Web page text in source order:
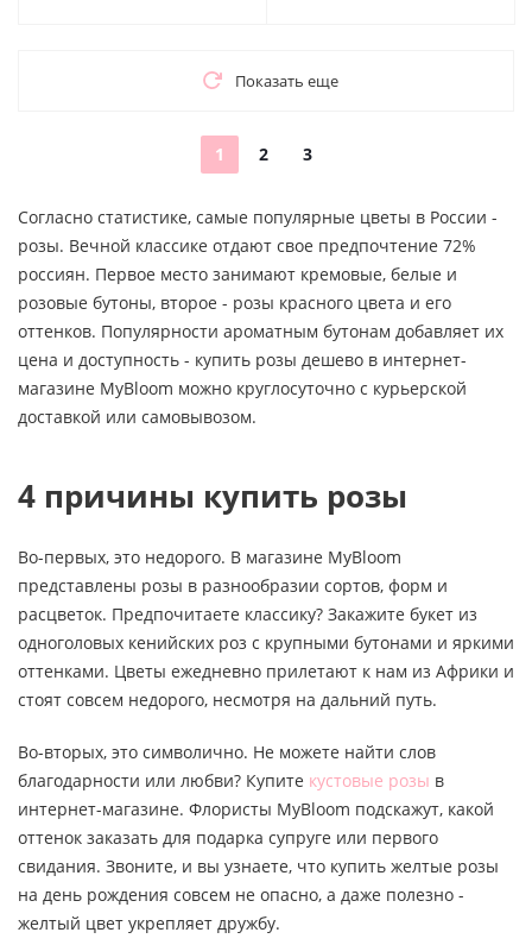
Показать еще
1 2 3
Согласно статистике, самые популярные цветы в России -
розы. Вечной классике отдают свое предпочтение 72%
россиян. Первое место занимают кремовые, белые и
розовые бутоны, второе - розы красного цвета и его
оттенков. Популярности ароматным бутонам добавляет их
цена и доступность - купить розы дешево в интернет-
магазине MyBloom можно круглосуточно с курьерской
доставкой или самовывозом.
4 причины купить розы
Во-первых, это недорого. В магазине MyBloom
представлены розы в разнообразии сортов, форм и
расцветок. Предпочитаете классику? Закажите букет из
одноголовых кенийских роз с крупными бутонами и яркими
оттенками. Цветы ежедневно прилетают к нам из Африки и
стоят совсем недорого, несмотря на дальний путь.
Во-вторых, это символично. Не можете найти слов
благодарности или любви? Купите кустовые розы в
интернет-магазине. Флористы MyBloom подскажут, какой
оттенок заказать для подарка супруге или первого
свидания. Звоните, и вы узнаете, что купить желтые розы
на день рождения совсем не опасно, а даже полезно -
желтый цвет укрепляет дружбу.